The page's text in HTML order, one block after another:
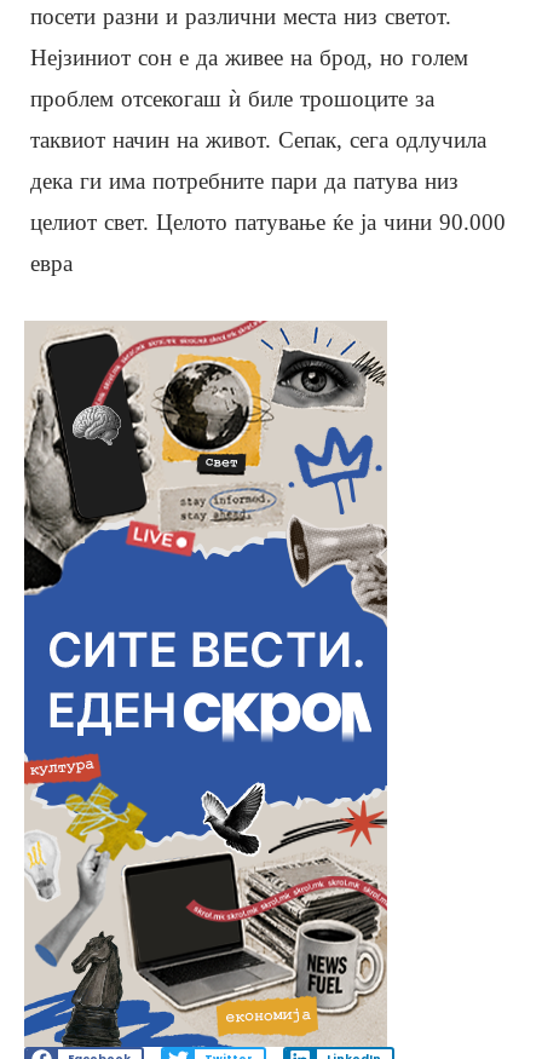
посети разни и различни места низ светот.
Нејзиниот сон е да живее на брод, но голем
проблем отсекогаш ѝ биле трошоците за
таквиот начин на живот. Сепак, сега одлучила
дека ги има потребните пари да патува низ
целиот свет. Целото патување ќе ја чини 90.000
евра